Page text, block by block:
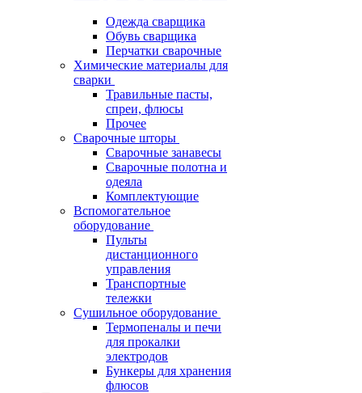
Одежда сварщика
Обувь сварщика
Перчатки сварочные
Химические материалы для
сварки
Травильные пасты,
спреи, флюсы
Прочее
Сварочные шторы
Сварочные занавесы
Сварочные полотна и
одеяла
Комплектующие
Вспомогательное
оборудование
Пульты
дистанционного
управления
Транспортные
тележки
Сушильное оборудование
Термопеналы и печи
для прокалки
электродов
Бункеры для хранения
флюсов